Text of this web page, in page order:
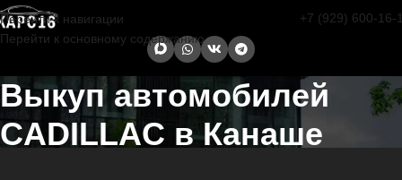
Перейти к навигации
Перейти к основному содержанию
+7 (929) 600-16-
Выкуп автомобилей
CADILLAC в Канаше